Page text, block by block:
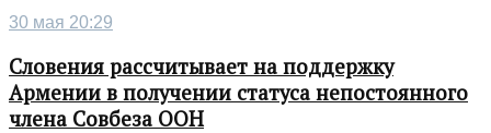
30 мая 20:29
Словения рассчитывает на поддержку
Армении в получении статуса непостоянного
члена Совбеза ООН